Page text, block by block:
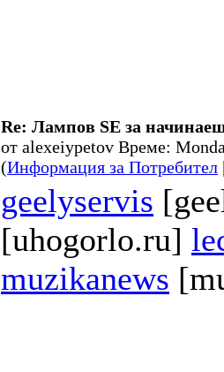
Re: Лампов SE за
от alexeiypetov Време:
(Информация за Потребител
geelyservis
[uhogorlo.ru]
muzikanews